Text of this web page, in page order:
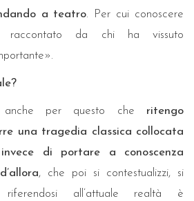
a teatro. Per cui conoscere
da chi ha vissuto
anche per questo che ritengo
una tragedia classica collocata
di portare a conoscenza
, che poi si contestualizzi, si
riferendosi all’attuale realtà è